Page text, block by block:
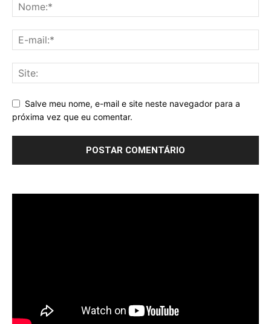
Salve meu nome, e-mail e site neste navegador para a
próxima vez que eu comentar.